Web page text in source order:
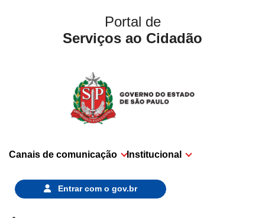
Portal de
Serviços ao Cidadão
Canais de comunicação Institucional
Entrar com o gov.br